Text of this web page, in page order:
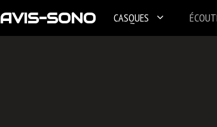
AVIS-SONO CASQUES